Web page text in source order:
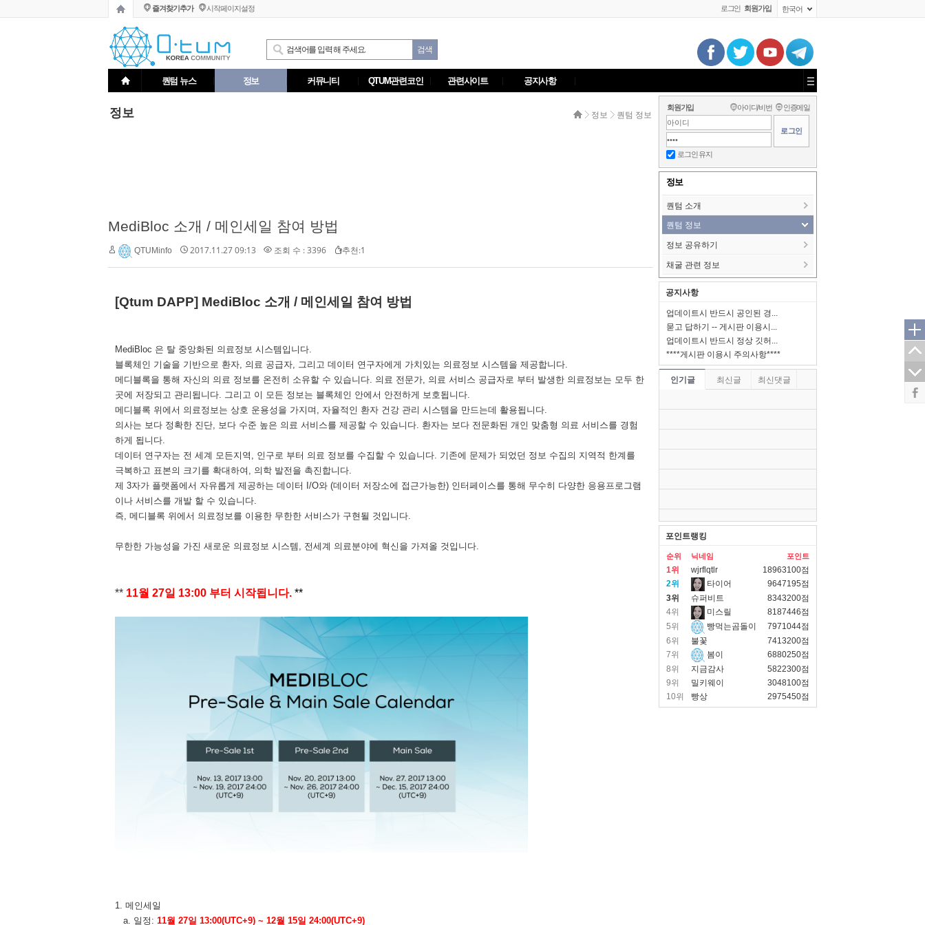
즐겨찾기추가 시작페이지설정 로그인 회원가입 한국어
퀀텀 뉴스 정보 커뮤니티 QTUM관련코인 관련사이트 공지사항
정보 정보 퀀텀 정보
MediBloc 소개 / 메인세일 참여 방법
QTUMinfo 2017.11.27 09:13 조회 수 : 3396 추천:1
[Qtum DAPP] MediBloc 소개 / 메인세일 참여 방법
MediBloc 은 탈 중앙화된 의료정보 시스템입니다.
블록체인 기술을 기반으로 환자, 의료 공급자, 그리고 데이터 연구자에게 가치있는 의료정보 시스템을 제공합니다.
메디블록을 통해 자신의 의료 정보를 온전히 소유할 수 있습니다. 의료 전문가, 의료 서비스 공급자로 부터 발생한 의료정보는 모두 한
곳에 저장되고 관리됩니다. 그리고 이 모든 정보는 블록체인 안에서 안전하게 보호됩니다.
메디블록 위에서 의료정보는 상호 운용성을 가지며, 자율적인 환자 건강 관리 시스템을 만드는데 활용됩니다.
의사는 보다 정확한 진단, 보다 수준 높은 의료 서비스를 제공할 수 있습니다. 환자는 보다 전문화된 개인 맞춤형 의료 서비스를 경험
하게 됩니다.
데이터 연구자는 전 세계 모든지역, 인구로 부터 의료 정보를 수집할 수 있습니다. 기존에 문제가 되었던 정보 수집의 지역적 한계를
극복하고 표본의 크기를 확대하여, 의학 발전을 촉진합니다.
제 3자가 플랫폼에서 자유롭게 제공하는 데이터 I/O와 (데이터 저장소에 접근가능한) 인터페이스를 통해 무수히 다양한 응용프로그램
이나 서비스를 개발 할 수 있습니다.
즉, 메디블록 위에서 의료정보를 이용한 무한한 서비스가 구현될 것입니다.
무한한 가능성을 가진 새로운 의료정보 시스템, 전세계 의료분야에 혁신을 가져올 것입니다.
** 11월 27일 13:00 부터 시작됩니다. **
1. 메인세일
a. 일정: 11월 27일 13:00(UTC+9) ~ 12월 15일 24:00(UTC+9)
회원가입 아이디/비번 인증메일
로그인 유지
정보
퀀텀 소개
퀀텀 정보
정보 공유하기
채굴 관련 정보
공지사항
업데이트시 반드시 공인된 경...
묻고 답하기 -- 게시판 이용시...
업데이트시 반드시 정상 깃허...
****게시판 이용시 주의사항****
인기글 최신글 최신댓글
포인트랭킹
순위 닉네임 포인트
1위 wjrflqtlr
18963100점
2위
타이어
9647195점
3위
슈퍼비트
8343200점
4위
미스릴
8187446점
5위
빵먹는곰돌이
7971044점
6위
불꽃
7413200점
7위
봄이
6880250점
8위
지금감사
5822300점
9위
밀키웨이
3048100점
10위
빵상 2975450점